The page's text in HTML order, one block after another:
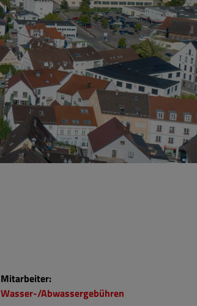
Mitarbeiter:
Wasser-/Abwassergebühren